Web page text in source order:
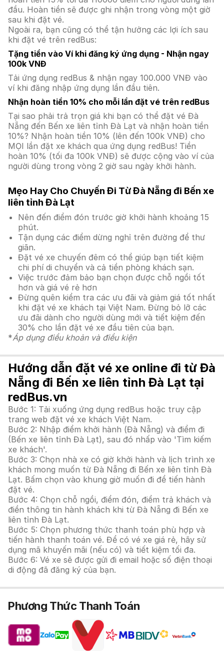
đầu. Hoàn tiền sẽ được ghi nhận trong vòng một giờ
sau khi đặt vé.
Ngoài ra, bạn cũng có thể tận hưởng các lợi ích sau
khi đặt vé trên redBus:
Tặng tiền vào Ví khi đăng ký ứng dụng - Nhận ngay
100k VNĐ
Tải ứng dụng redBus & nhận ngay 100.000 VNĐ vào
ví khi đăng nhập ứng dụng lần đầu tiên.
Nhận hoàn tiền 10% cho mỗi lần đặt vé trên redBus
Tại sao phải trả trọn giá khi bạn có thể đặt vé Đà
Nẵng đến Bến xe liên tỉnh Đà Lạt và nhận hoàn tiền
10%? Nhận hoàn tiền 10% (lên đến 100k VNĐ) cho
MỌI lần đặt xe khách qua ứng dụng redBus! Tiền
hoàn 10% (tối đa 100k VNĐ) sẽ được cộng vào ví của
người dùng trong vòng 2 giờ sau ngày khởi hành.
Mẹo Hay Cho Chuyến Đi Từ Đà Nẵng đi Bến xe
liên tỉnh Đà Lạt
Nên đến điểm đón trước giờ khởi hành khoảng 15
phút.
Tận dụng các điểm dừng nghỉ trên đường để thư
giãn.
Đặt vé xe chuyến đêm có thể giúp bạn tiết kiệm
chi phí di chuyển và cả tiền phòng khách sạn.
Việc trước đảm bảo bạn chọn được chỗ ngồi tốt
hơn và giá vé rẻ hơn
Đừng quên kiểm tra các ưu đãi và giảm giá tốt nhất
khi đặt vé xe khách tại Việt Nam. Đừng bỏ lỡ các
ưu đãi dành cho người dùng mới và tiết kiệm đến
30% cho lần đặt vé xe đầu tiên của bạn.
*Áp dụng điều khoản và điều kiện
Hướng dẫn đặt vé xe online đi từ Đà
Nẵng đi Bến xe liên tỉnh Đà Lạt tại
redBus.vn
Bước 1: Tải xuống ứng dụng redBus hoặc truy cập
trang web đặt vé xe khách Việt Nam.
Bước 2: Nhập điểm khởi hành (Đà Nẵng) và điểm đi
(Bến xe liên tỉnh Đà Lạt), sau đó nhấp vào 'Tìm kiếm
xe khách'.
Bước 3: Chọn nhà xe có giờ khởi hành và lịch trình xe
khách mong muốn từ Đà Nẵng đi Bến xe liên tỉnh Đà
Lạt. Bấm chọn vào khung giờ muốn đi để tiến hành
đặt vé.
Bước 4: Chọn chỗ ngồi, điểm đón, điểm trả khách và
điền thông tin hành khách khi từ Đà Nẵng đi Bến xe
liên tỉnh Đà Lạt.
Bước 5: Chọn phương thức thanh toán phù hợp và
tiến hành thanh toán vé. Để có vé xe giá rẻ, hãy sử
dụng mã khuyến mãi (nếu có) và tiết kiệm tối đa.
Bước 6: Vé xe sẽ được gửi đi email hoặc số điện thoại
di động đã đăng ký của bạn.
Phương Thức Thanh Toán